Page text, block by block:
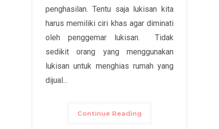
penghasilan. Tentu saja lukisan kita
harus memiliki ciri khas agar diminati
oleh penggemar lukisan. Tidak
sedikit orang yang menggunakan
lukisan untuk menghias rumah yang
dijual...
Continue Reading